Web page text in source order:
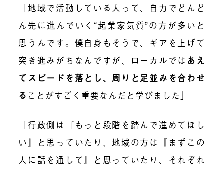
「地域で活動している人って、自力でどんど
ん先に進んでいく“起業家気質”の方が多いと
思うんです。僕自身もそうで、ギアを上げて
突き進みがちなんですが、ローカルでは あえ
てスピードを落とし、周りと足並みを合わせ
る ことがすごく重要なんだと学びました」
「行政側は『もっと段階を踏んで進めてほし
い』と思っていたり、地域の方は『まずこの
人に話を通して』と思っていたり、それぞれ